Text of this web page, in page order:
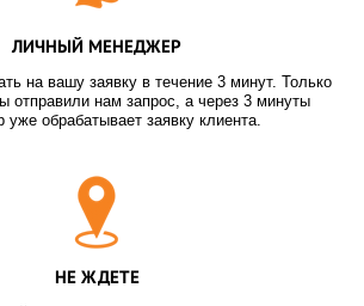
ЛИЧНЫЙ МЕНЕДЖЕР
на вашу заявку в течение 3 минут. Только
отправили нам запрос, а через 3 минуты
обрабатывает заявку клиента.
НЕ ЖДЕТЕ